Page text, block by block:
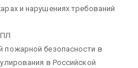
и нарушениях требований
пожарной безопасности в
в Российской